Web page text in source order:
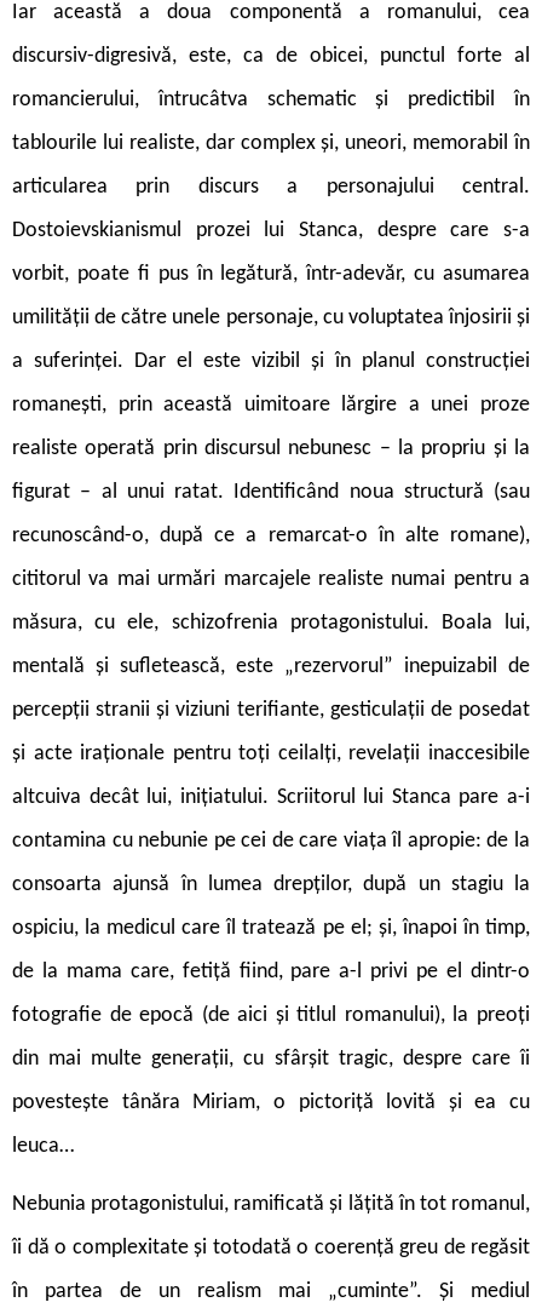
Iar această a doua componentă a romanului, cea
discursiv-digresivă, este, ca de obicei, punctul forte al
romancierului, întrucâtva schematic și predictibil în
tablourile lui realiste, dar complex și, uneori, memorabil în
articularea prin discurs a personajului central.
Dostoievskianismul prozei lui Stanca, despre care s-a
vorbit, poate fi pus în legătură, într-adevăr, cu asumarea
umilității de către unele personaje, cu voluptatea înjosirii și
a suferinței. Dar el este vizibil și în planul construcției
romanești, prin această uimitoare lărgire a unei proze
realiste operată prin discursul nebunesc – la propriu și la
figurat – al unui ratat. Identificând noua structură (sau
recunoscând-o, după ce a remarcat-o în alte romane),
cititorul va mai urmări marcajele realiste numai pentru a
măsura, cu ele, schizofrenia protagonistului. Boala lui,
mentală și sufletească, este „rezervorul” inepuizabil de
percepții stranii și viziuni terifiante, gesticulații de posedat
și acte iraționale pentru toți ceilalți, revelații inaccesibile
altcuiva decât lui, inițiatului. Scriitorul lui Stanca pare a-i
contamina cu nebunie pe cei de care viața îl apropie: de la
consoarta ajunsă în lumea drepților, după un stagiu la
ospiciu, la medicul care îl tratează pe el; și, înapoi în timp,
de la mama care, fetiță fiind, pare a-l privi pe el dintr-o
fotografie de epocă (de aici și titlul romanului), la preoți
din mai multe generații, cu sfârșit tragic, despre care îi
povestește tânăra Miriam, o pictoriță lovită și ea cu
leuca…
Nebunia protagonistului, ramificată și lățită în tot romanul,
îi dă o complexitate și totodată o coerență greu de regăsit
în partea de un realism mai „cuminte”. Și mediul